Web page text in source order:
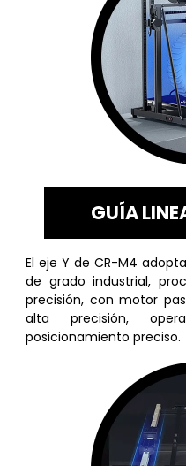
GUÍA
El eje Y de CR-M4
de grado industrial,
precisión, con motor
alta precisión,
posicionamiento preciso.